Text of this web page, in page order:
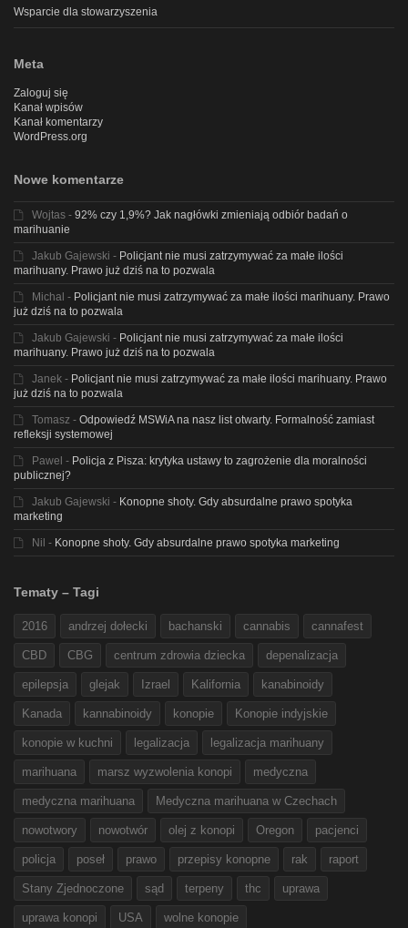
Wsparcie dla stowarzyszenia
Meta
Zaloguj się
Kanał wpisów
Kanał komentarzy
WordPress.org
Nowe komentarze
Wojtas - 92% czy 1,9%? Jak nagłówki zmieniają odbiór badań o
marihuanie
Jakub Gajewski - Policjant nie musi zatrzymywać za małe ilości
marihuany. Prawo już dziś na to pozwala
Michal - Policjant nie musi zatrzymywać za małe ilości marihuany. Prawo
już dziś na to pozwala
Jakub Gajewski - Policjant nie musi zatrzymywać za małe ilości
marihuany. Prawo już dziś na to pozwala
Janek - Policjant nie musi zatrzymywać za małe ilości marihuany. Prawo
już dziś na to pozwala
Tomasz - Odpowiedź MSWiA na nasz list otwarty. Formalność zamiast
refleksji systemowej
Pawel - Policja z Pisza: krytyka ustawy to zagrożenie dla moralności
publicznej?
Jakub Gajewski - Konopne shoty. Gdy absurdalne prawo spotyka
marketing
Nil - Konopne shoty. Gdy absurdalne prawo spotyka marketing
Tematy – Tagi
2016 andrzej dołecki bachanski cannabis cannafest
CBD CBG centrum zdrowia dziecka depenalizacja
epilepsja glejak Izrael Kalifornia kanabinoidy
Kanada kannabinoidy konopie Konopie indyjskie
konopie w kuchni legalizacja legalizacja marihuany
marihuana marsz wyzwolenia konopi medyczna
medyczna marihuana Medyczna marihuana w Czechach
nowotwory nowotwór olej z konopi Oregon pacjenci
policja poseł prawo przepisy konopne rak raport
Stany Zjednoczone sąd terpeny thc uprawa
uprawa konopi USA wolne konopie